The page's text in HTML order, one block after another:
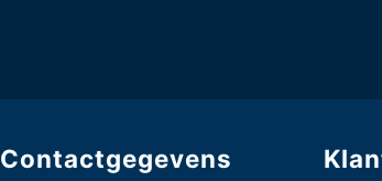
Contactgegevens